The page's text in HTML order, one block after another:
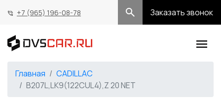
+7 (965) 196-08-78 Заказать звонок
Главная
CADILLAC
B207L,LK9(122CUL4),Z 20 NET